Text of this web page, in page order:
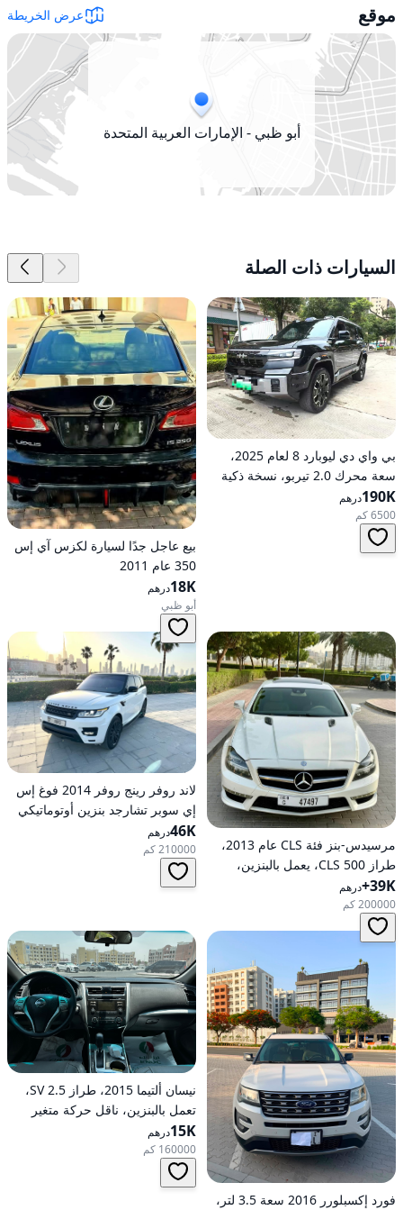
موقع عرض الخريطة
أبو ظبي - الإمارات العربية المتحدة
السيارات ذات الصلة
بي واي دي ليوبارد 8 لعام 2025،
سعة محرك 2.0 تيربو، نسخة ذكية
رائدة هجينة ذات دفع كلي على
العجلات
190Kدرهم
6500 كم
بيع عاجل جدًا لسيارة لكزس آي إس
350 عام 2011
18Kدرهم
أبو ظبي
مرسيدس-بنز فئة CLS عام 2013،
طراز CLS 500، يعمل بالبنزين،
أوتوماتيكي، دفع خلفي
39K+ درهم
200000 كم
لاند روفر رينج روفر 2014 فوغ إس
إي سوبر تشارجد بنزين أوتوماتيكي
بدفع كلي للعجلات
46Kدرهم
210000 كم
فورد إكسبلورر 2016 سعة 3.5 لتر،
نيسان ألتيما 2015، طراز 2.5 SV،
تعمل بالبنزين، ناقل حركة متغير
مستمر (CVT)، دفع أمامي
15Kدرهم
160000 كم